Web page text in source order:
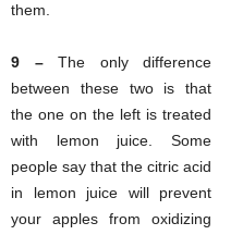
them.
9 – The only difference
between these two is that
the one on the left is treated
with lemon juice. Some
people say that the citric acid
in lemon juice will prevent
your apples from oxidizing